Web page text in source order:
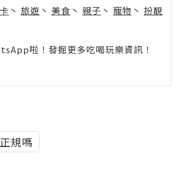
丶 旅遊 丶 美食 丶 親子 丶 寵物 丶 扮靚
啦！發掘更多吃喝玩樂資訊！
規嗎